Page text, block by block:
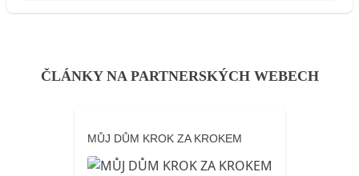
ČLÁNKY NA PARTNERSKÝCH WEBECH
MŮJ DŮM KROK ZA KROKEM